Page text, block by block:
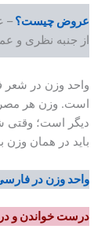
چیست؟ – علمی که
نظری و عملی
در شعر فارسی و
هر مصراع شعر
وقتی شاعر،
همان وزن بسراید.
در فارسی
خواندن و درست